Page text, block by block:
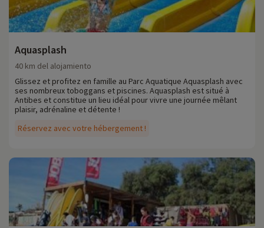
Aquasplash
Réservez avec votre hébergement !
40 km del alojamiento
Glissez et profitez en famille au Parc Aquatique Aquasplash avec
ses nombreux toboggans et piscines. Aquasplash est situé à
Antibes et constitue un lieu idéal pour vivre une journée mêlant
plaisir, adrénaline et détente !